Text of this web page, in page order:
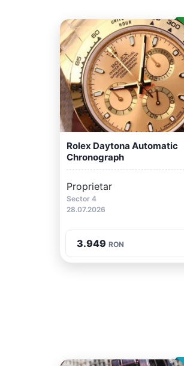
Rolex Daytona Automatic
Chronograph
Proprietar
Sector 4
28.07.2026
3.949 RON